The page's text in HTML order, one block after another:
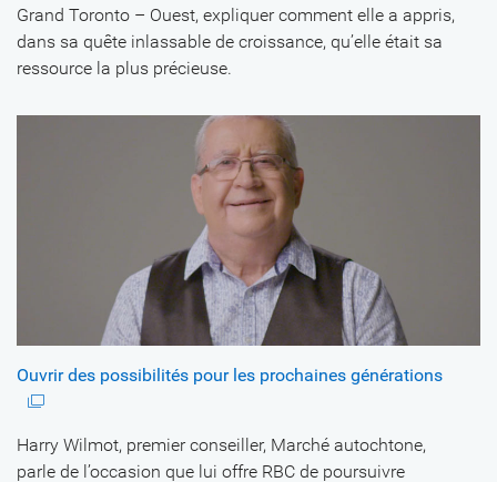
Grand Toronto – Ouest, expliquer comment elle a appris,
dans sa quête inlassable de croissance, qu’elle était sa
ressource la plus précieuse.
Ouvrir des possibilités pour les prochaines générations
Harry Wilmot, premier conseiller, Marché autochtone,
parle de l’occasion que lui offre RBC de poursuivre